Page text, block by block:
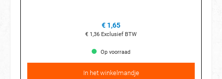
€ 1,65
€ 1,36 Exclusief BTW
Op voorraad
In het winkelmandje